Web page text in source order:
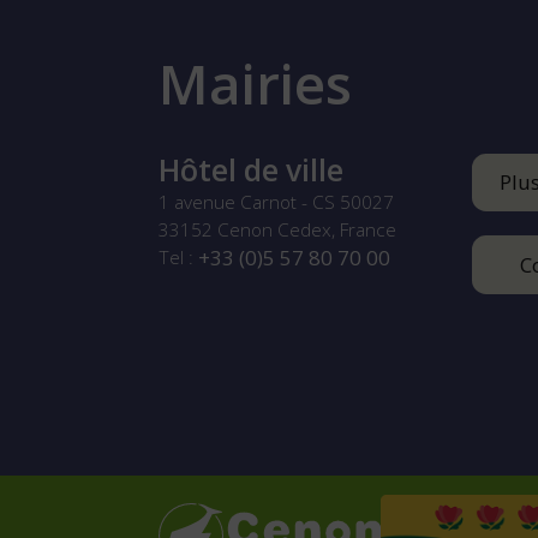
Mairies
Hôtel de ville
1 avenue Carnot - CS 50027
33152 Cenon Cedex, France
Tel : +33 (0)5 57 80 70 00